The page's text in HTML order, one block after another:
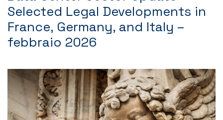
Contatti
Selected Legal Developments in
France, Germany, and Italy –
febbraio 2026